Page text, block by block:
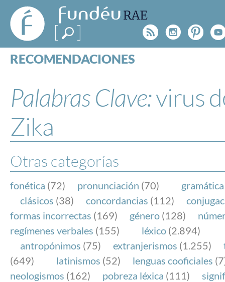
FundéuRAE
- Fundación
del Español
Urgente
Rss
RECOMENDACIONES
ESPECIALES
BLOG
NOTICIAS
FundéuRAE es una fundación patrocinada por la
y la Real Academia Española, cuyo objetivo es
el buen uso del español en los medios de
Internet.
Palabras Clave:virus
Zika
Otras categorías
fonética (72) pronunciación (70) gramática
clásicos (38) concordancias (112)
formas incorrectas (169) género (128)
regímenes verbales (155) léxico (2.894)
antropónimos (75) extranjerismos (1.255)
(649)
latinismos (52) lenguas cooficiales
neologismos (162) pobreza léxica (111)